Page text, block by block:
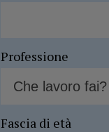
Professione
Fascia di età